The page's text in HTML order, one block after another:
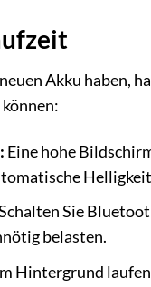
Akku haben,
Eine hohe
Sie
belasten.
Hintergrund